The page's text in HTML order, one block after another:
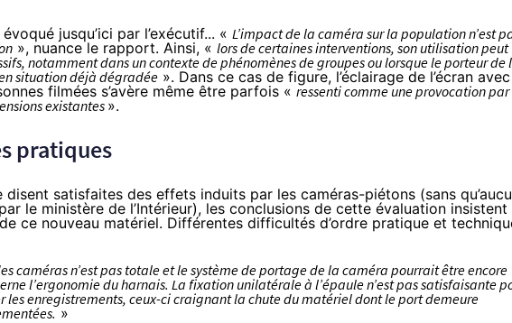
jusqu’ici par l’exécutif... « L’impact de la caméra sur la population n’est
», nuance le rapport. Ainsi, « lors de certaines interventions, son utilisation peut
notamment dans un contexte de phénomènes de groupes ou lorsque le porteur de
situation déjà dégradée ». Dans ce cas de figure, l’éclairage de l’écran avec
filmées s’avère même être parfois « ressenti comme une provocation par
existantes ».
pratiques
disent satisfaites des effets induits par les caméras-piétons (sans
le ministère de l’Intérieur), les conclusions de cette évaluation insistent
ce nouveau matériel. Différentes difficultés d’ordre pratique et
caméras n’est pas totale et le système de portage de la caméra pourrait être encore
l’ergonomie du harnais. La fixation unilatérale à l’épaule n’est pas satisfaisante
les enregistrements, ceux-ci craignant la chute du matériel dont le port demeure
»